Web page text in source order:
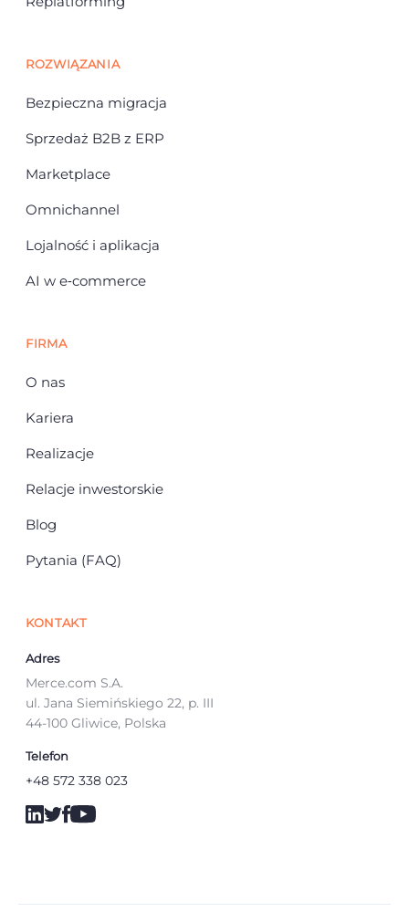
ROZWIĄZANIA
Bezpieczna migracja
Sprzedaż B2B z ERP
Marketplace
Omnichannel
Lojalność i aplikacja
AI w e‑commerce
FIRMA
O nas
Kariera
Realizacje
Relacje inwestorskie
Blog
Pytania (FAQ)
KONTAKT
Adres
Merce.com S.A.
ul. Jana Siemińskiego 22, p. III
44-100 Gliwice, Polska
Telefon
+48 572 338 023